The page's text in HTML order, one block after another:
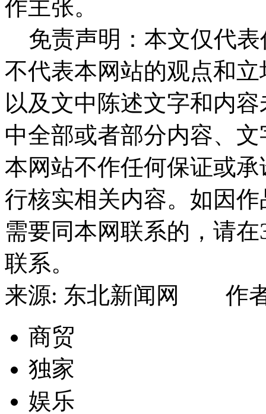
作主张。
免责声明：本文仅代表
不代表本网站的观点和
以及文中陈述文字和内
中全部或者部分内容、
本网站不作任何保证或
行核实相关内容。如因
需要同本网联系的，请
联系。
来源: 东北新闻网 作
商贸
独家
娱乐